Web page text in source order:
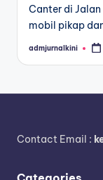
Canter di
mobil pikap
Posted
admjurnalkini
Contact Email :